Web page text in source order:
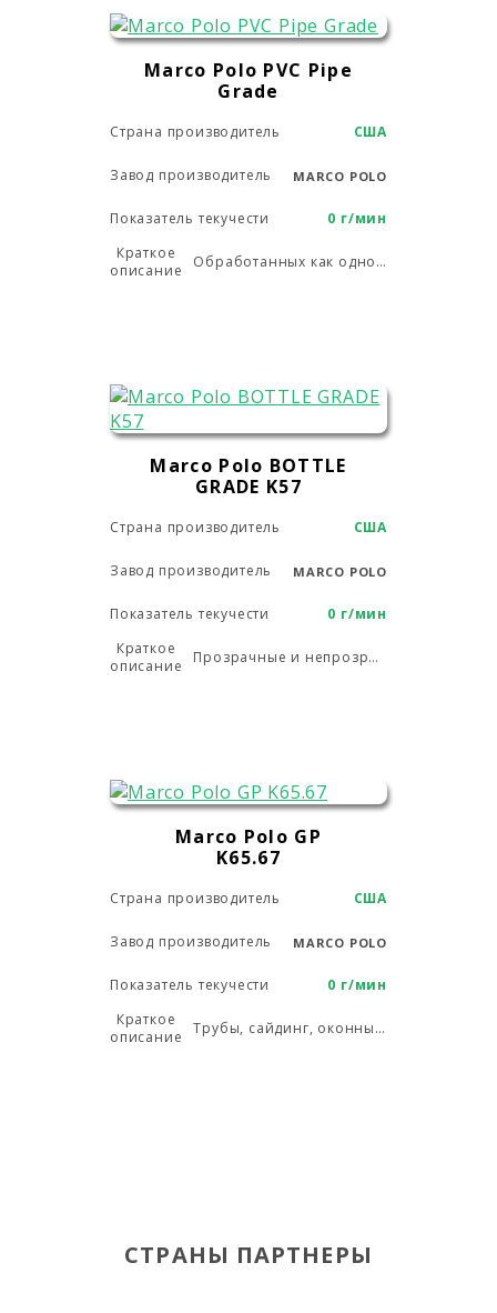
Marco Polo PVC Pipe
Grade
Страна производитель США
Завод производитель MARCO POLO
Показатель текучести
0 г/мин
Краткое
описание
Обработанных как одно-, так и многовинтовой экструзией труб и трубопроводов.
Marco Polo BOTTLE
GRADE K57
Страна производитель США
Завод производитель MARCO POLO
Показатель текучести
0 г/мин
Краткое
описание
Прозрачные и непрозрачные бутылки, экструдированные листы и выдувное формование.
Marco Polo GP
K65.67
Страна производитель США
Завод производитель MARCO POLO
Показатель текучести
0 г/мин
Краткое
описание
Трубы, сайдинг, оконные линии и другие жесткие экструзионные приложения общего назначения
СТРАНЫ ПАРТНЕРЫ